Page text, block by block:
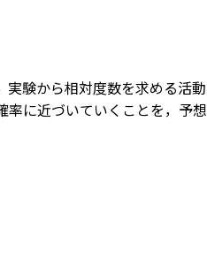
験から相対度数を求める活
に近づいていくことを，予